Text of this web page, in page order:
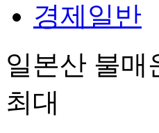
경제일반
일본산 불
최대